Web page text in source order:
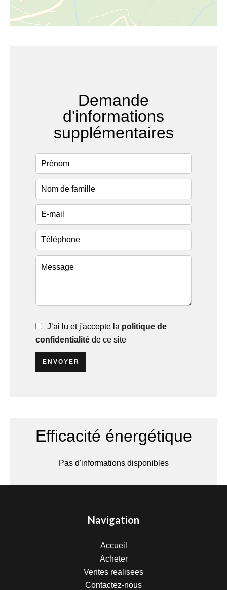
Demande
d'informations
supplémentaires
J’ai lu et j'accepte la politique de
confidentialité de ce site
ENVOYER
Efficacité énergétique
Pas d'informations disponibles
Navigation
Accueil
Acheter
Ventes realisees
Contactez-nous